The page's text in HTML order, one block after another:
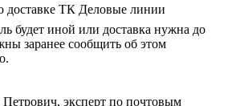
доставке ТК Деловые линии
будет иной или доставка нужна до
заранее сообщить об этом
эксперт по почтовым